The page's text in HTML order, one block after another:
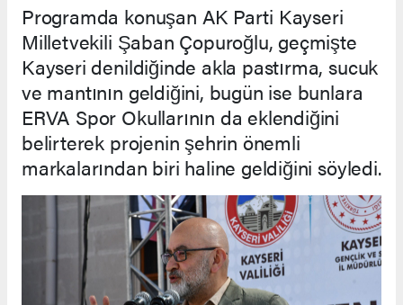
Programda konuşan AK Parti Kayseri
Milletvekili Şaban Çopuroğlu, geçmişte
Kayseri denildiğinde akla pastırma, sucuk
ve mantının geldiğini, bugün ise bunlara
ERVA Spor Okullarının da eklendiğini
belirterek projenin şehrin önemli
markalarından biri haline geldiğini söyledi.